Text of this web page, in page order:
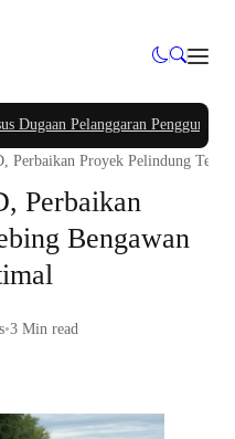
Pelanggaran Penggunaan Jalur
Perbaikan Proyek Pelindung
Perbaikan
Bengawan
•3 Min read